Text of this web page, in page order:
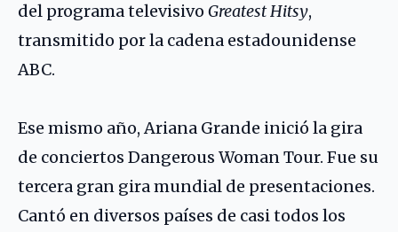
del programa televisivo Greatest Hitsy,
transmitido por la cadena estadounidense
ABC.
Ese mismo año, Ariana Grande inició la gira
de conciertos Dangerous Woman Tour. Fue su
tercera gran gira mundial de presentaciones.
Cantó en diversos países de casi todos los